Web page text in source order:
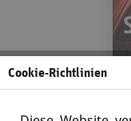
Cookie-Richtlinien